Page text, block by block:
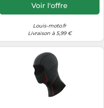
Voir l'offre
Louis-moto.fr
Livraison à 5,99 €